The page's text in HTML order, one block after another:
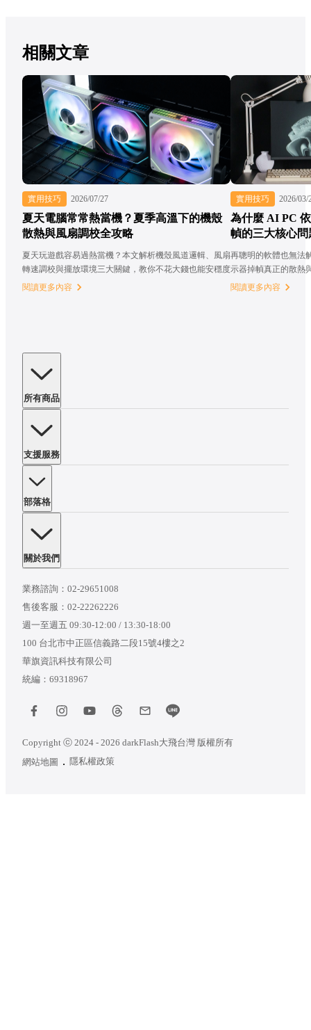
相關文章
實用技巧 2026/07/27
夏天電腦常常熱當機？夏季高溫下的機殼
散熱與風扇調校全攻略
夏天玩遊戲容易過熱當機？本文解析機殼風道邏輯、風扇
轉速調校與擺放環境三大關鍵，教你不花大錢也能安穩度
過整個夏天！
閱讀更多內容
實用技巧 2026/03/
為什麼 AI PC
幀的三大核心問
再聰明的軟體也無法
示器掉幀真正的散熱
閱讀更多內容
所有商品
支援服務
部落格
關於我們
業務諮詢： 02-29651008
售後客服： 02-22262226
週一至週五 09:30-12:00 / 13:30-18:00
100 台北市中正區信義路二段15號4樓之2
華旗資訊科技有限公司
統編：69318967
Copyright ⓒ 2024 - 2026 darkFlash大飛台灣 版權所有
網站地圖
隱私權政策